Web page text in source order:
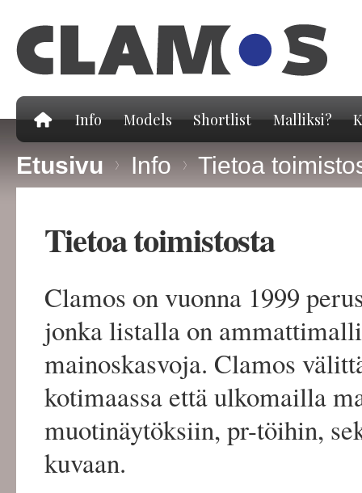
Info Models Shortlist Malliksi?
Etusivu>Info>Tietoa
Tietoa toimistosta
Clamos on vuonna 1999
jonka listalla on
mainoskasvoja. Clamos
kotimaassa että ulkomailla
muotinäytöksiin, pr-töihin,
kuvaan.